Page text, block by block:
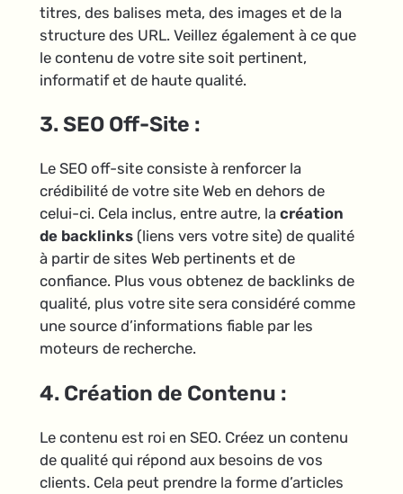
titres, des balises meta, des images et de la
structure des URL. Veillez également à ce que
le contenu de votre site soit pertinent,
informatif et de haute qualité.
3. SEO Off-Site :
Le SEO off-site consiste à renforcer la
crédibilité de votre site Web en dehors de
celui-ci. Cela inclus, entre autre, la création
de backlinks(liens vers votre site) de qualité
à partir de sites Web pertinents et de
confiance. Plus vous obtenez de backlinks de
qualité, plus votre site sera considéré comme
une source d’informations fiable par les
moteurs de recherche.
4. Création de Contenu :
Le contenu est roi en SEO. Créez un contenu
de qualité qui répond aux besoins de vos
clients. Cela peut prendre la forme d’articles